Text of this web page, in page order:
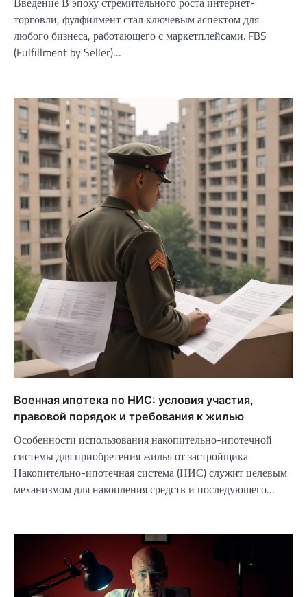
торговли, фулфилмент стал ключевым аспектом для
любого бизнеса, работающего с маркетплейсами. FBS
(Fulfillment by Seller)…
Военная ипотека по НИС: условия участия,
правовой порядок и требования к жилью
Особенности использования накопительно-ипотечной
системы для приобретения жилья от застройщика
Накопительно-ипотечная система (НИС) служит целевым
механизмом для накопления средств и последующего…